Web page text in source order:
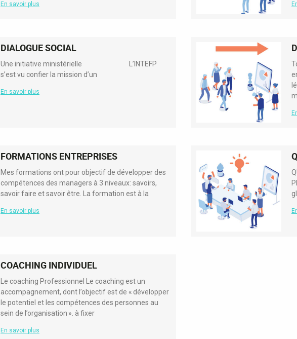
En savoir plus
DIALOGUE SOCIAL
Une initiative ministérielle L’INTEFP
s’est vu confier la mission d’un
En savoir plus
FORMATIONS ENTREPRISES
Mes formations ont pour objectif de développer des
compétences des managers à 3 niveaux: savoirs,
savoir faire et savoir être. La formation est à la
En savoir plus
COACHING INDIVIDUEL
Le coaching Professionnel Le coaching est un
accompagnement, dont l’objectif est de « développer
le potentiel et les compétences des personnes au
sein de l’organisation ». à fixer
En savoir plus